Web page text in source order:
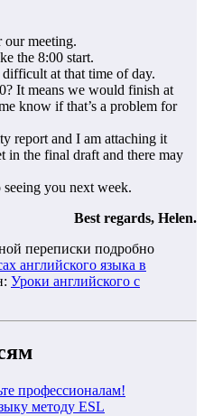
our meeting.
the 8:00 start.
at that time of day.
It means we would finish at
know if that’s a problem for
report and I am attaching it
in the final draft and there may
you next week.
Best regards, Helen.
переписки подробно
английского языка в
Уроки английского с
профессионалам!
методу ESL